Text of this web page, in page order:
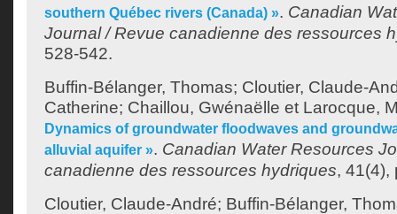
southern Québec rivers (Canada) ». Canadian
Journal / Revue canadienne des ressources
528-542.
Buffin-Bélanger, Thomas; Cloutier, Claude-
Catherine; Chaillou, Gwénaëlle et Larocque,
Dynamics of groundwater floodwaves and
alluvial aquifer ». Canadian Water Resources
canadienne des ressources hydriques, 41(4),
Cloutier, Claude-André; Buffin-Bélanger,